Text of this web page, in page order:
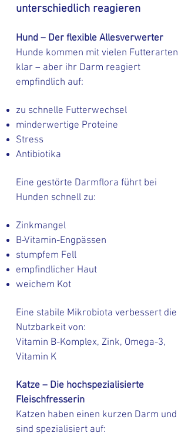
unterschiedlich reagieren
Hund – Der flexible Allesverwerter
Hunde kommen mit vielen Futterarten
klar – aber ihr Darm reagiert
empfindlich auf:
zu schnelle Futterwechsel
minderwertige Proteine
Stress
Antibiotika
Eine gestörte Darmflora führt bei
Hunden schnell zu:
Zinkmangel
B-Vitamin-Engpässen
stumpfem Fell
empfindlicher Haut
weichem Kot
Eine stabile Mikrobiota verbessert die
Nutzbarkeit von:
Vitamin B-Komplex, Zink, Omega-3,
Vitamin K
Katze – Die hochspezialisierte
Fleischfresserin
Katzen haben einen kurzen Darm und
sind spezialisiert auf: